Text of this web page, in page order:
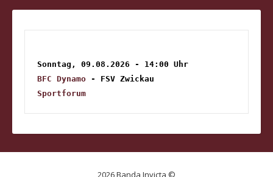
Sonntag, 09.08.2026 - 14:00 Uhr
BFC Dynamo - FSV Zwickau
Sportforum
2026 Banda Invicta ©